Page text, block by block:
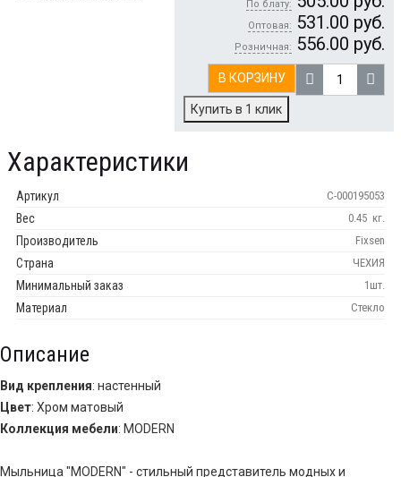
Характеристики
Артикул С-000195053
Вес кг.
0.45
Производитель Fixsen
Страна ЧЕХИЯ
Минимальный заказ 1шт.
Материал Стекло
По блату:
Оптовая: 531.00 руб.
Розничная: 556.00 руб.
В КОРЗИНУ
Купить в 1 клик
Описание
Вид крепления: настенный
Цвет: Хром матовый
Коллекция мебели: MODERN
Мыльница "MODERN" - стильный представитель модных и